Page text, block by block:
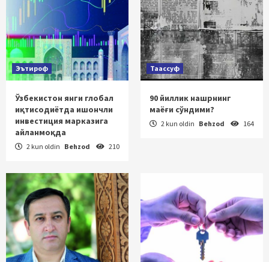
Эътироф
Ўзбекистон янги глобал
иқтисодиётда ишончли
инвестиция марказига
айланмоқда
2 kun oldin Behzod 210
Таассуф
90 йиллик нашрнинг
маёғи сўндими?
2 kun oldin Behzod 164